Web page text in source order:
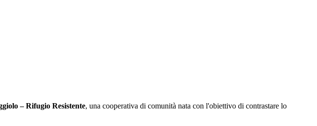
– Rifugio Resistente, una cooperativa di comunità nata con l'obiettivo di contrastare lo